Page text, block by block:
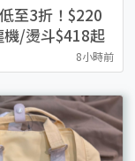
至3折！$220
/燙斗$418起
8小時前